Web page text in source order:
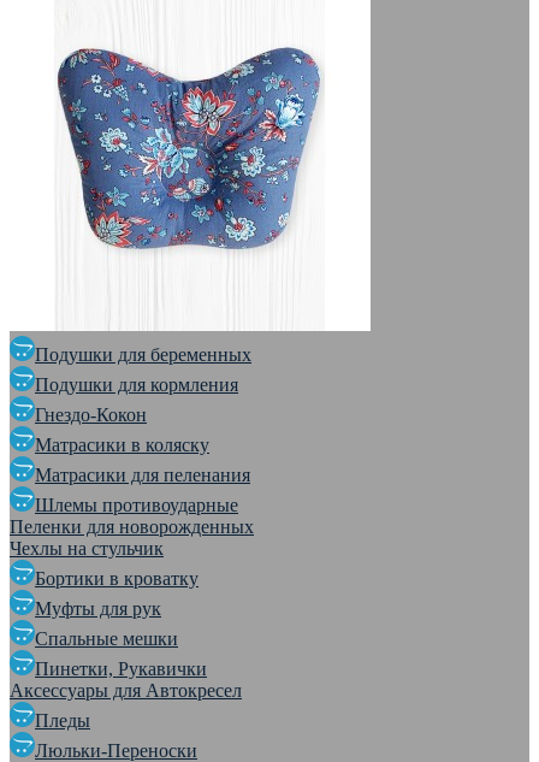
Подушки для беременных
Подушки для кормления
Гнездо-Кокон
Матрасики в коляску
Матрасики для пеленания
Шлемы противоударные
Пеленки для новорожденных
Чехлы на стульчик
Бортики в кроватку
Муфты для рук
Спальные мешки
Пинетки, Рукавички
Аксессуары для Автокресел
Пледы
Люльки-Переноски